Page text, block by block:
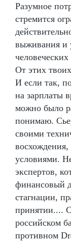
Разумное
стремится
выживания и
От этих
И если так,
на зарплаты
можно было
понимаю.
своими
условиями.
экспертов,
финансовый
стагнации,
принятии....
российском
противном